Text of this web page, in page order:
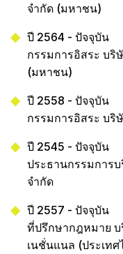
จำกัด (มหาชน)
ปี 2564 - ปัจจุบัน
กรรมการอิสระ บริ
(มหาชน)
ปี 2558 - ปัจจุบัน
กรรมการอิสระ บ
ปี 2545 - ปัจจุบัน
ประธานกรรมการ
จำกัด
ปี 2557 - ปัจจุบัน
ที่ปรึกษากฎหมาย บ
เนชั่นแนล (ประเท